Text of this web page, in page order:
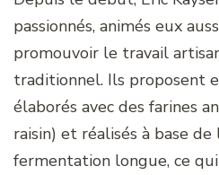
passionnés, animés eux
promouvoir le travail
traditionnel. Ils proposent
élaborés avec des farines
raisin) et réalisés à base de
fermentation longue, ce